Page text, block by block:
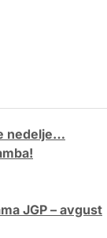
nedelje…
JGP – avgust